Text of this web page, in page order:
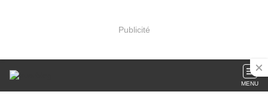
Publicité
MENU